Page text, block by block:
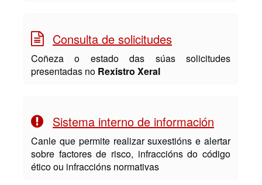
Consulta de solicitudes
Coñeza o estado das súas solicitudes
presentadas no Rexistro Xeral
Sistema interno de información
Canle que permite realizar suxestións e alertar
sobre factores de risco, infraccións do código
ético ou infraccións normativas